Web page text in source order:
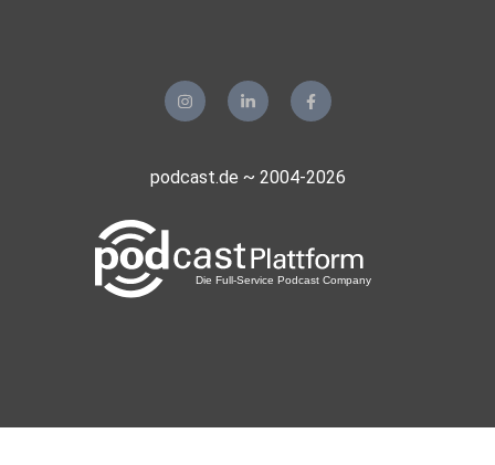
podcast.de ~ 2004-2026